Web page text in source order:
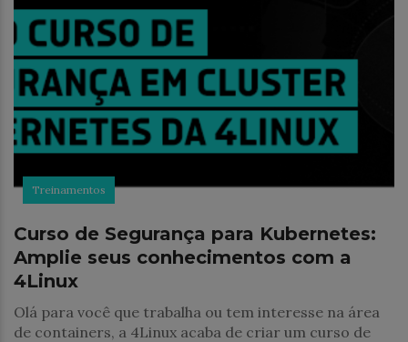
Treinamentos
Curso de Segurança para Kubernetes:
Amplie seus conhecimentos com a
4Linux
Olá para você que trabalha ou tem interesse na área
de containers, a 4Linux acaba de criar um curso de